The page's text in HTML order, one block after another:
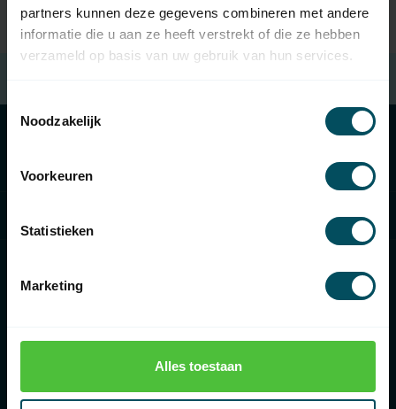
partners kunnen deze gegevens combineren met andere
informatie die u aan ze heeft verstrekt of die ze hebben
verzameld op basis van uw gebruik van hun services.
Toestemmingsselectie
Noodzakelijk
Voorkeuren
Statistieken
Marketing
Alles toestaan
Categorieën
Rolluikonderdelen.nl